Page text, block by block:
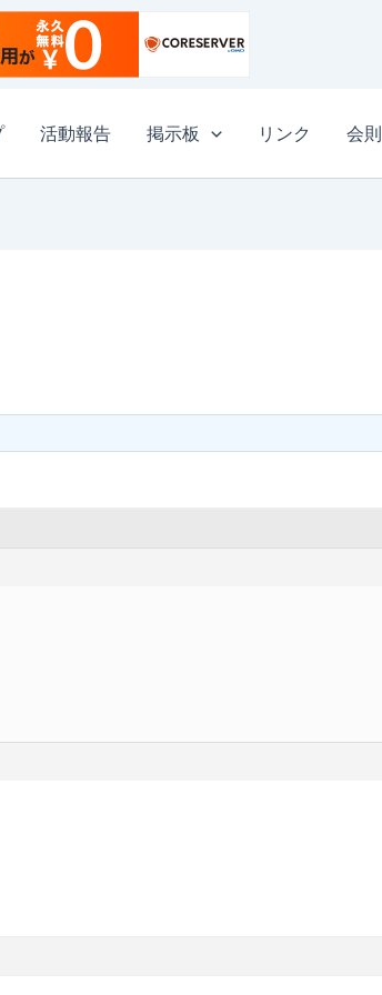
活動報告 掲示板 リンク 会則